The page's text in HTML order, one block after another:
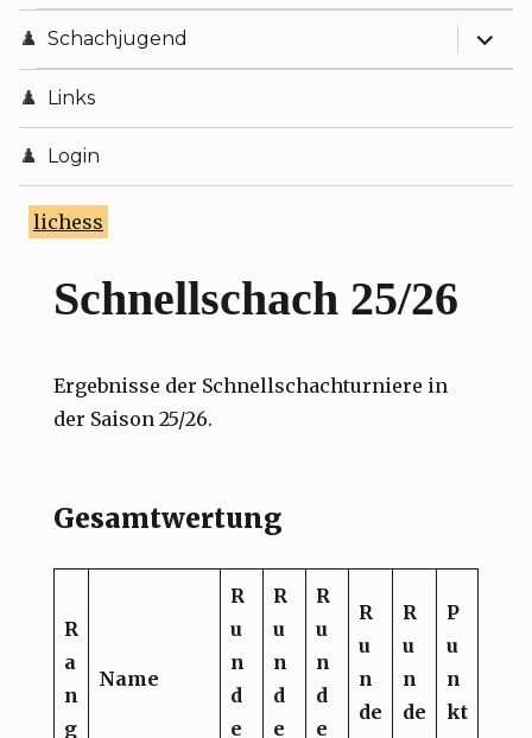
Senioren
Schachjugend
Aktuelles
Links
Login
lichess
Schnellschach 25/26
Ergebnisse der Schnellschachturniere in
der Saison 25/26.
Gesamtwertung
R
a
n
g
Name
R
u
n
d
e
R
u
n
d
e
R
u
n
d
e
R
u
n
de
R
u
n
de
P
u
n
kt